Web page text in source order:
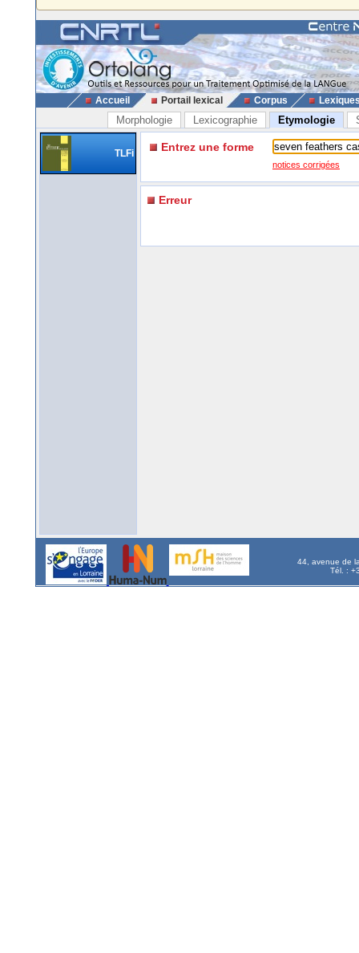
Accueil Portail lexical Corpus
Morphologie Lexicographie Etymologie
TLFi Entrez une forme
notices corrigées
Erreur
44, avenue de
Tél. :